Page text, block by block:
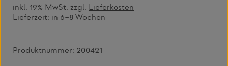
inkl. 19% MwSt. zzgl. Lieferkosten
Lieferzeit: in 6–8 Wochen
Produktnummer: 200421